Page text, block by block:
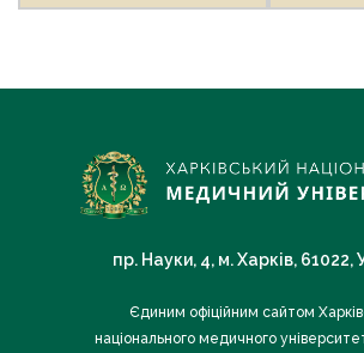
пр. Науки, 4, м. Харків, 61022,
Єдиним офіційним сайтом
національного медичного